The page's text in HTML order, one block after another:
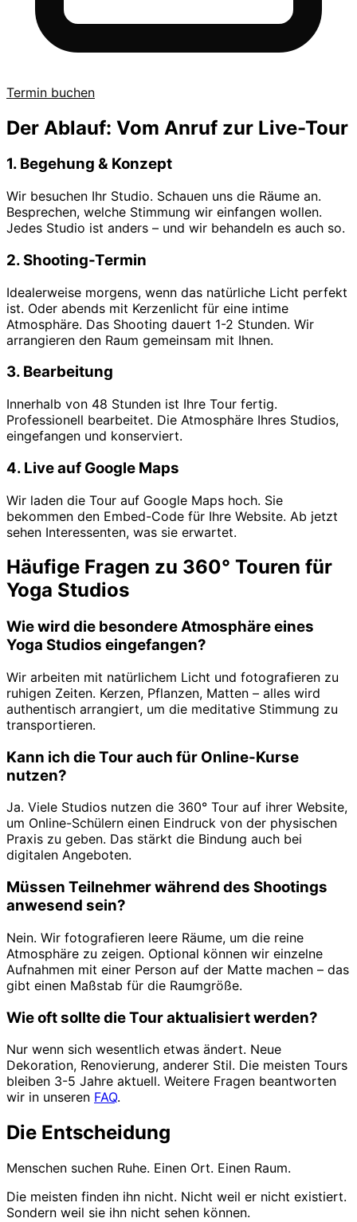
Termin buchen
Der Ablauf: Vom Anruf zur Live-Tour
1. Begehung & Konzept
Wir besuchen Ihr Studio. Schauen uns die Räume an.
Besprechen, welche Stimmung wir einfangen wollen.
Jedes Studio ist anders – und wir behandeln es auch so.
2. Shooting-Termin
Idealerweise morgens, wenn das natürliche Licht perfekt
ist. Oder abends mit Kerzenlicht für eine intime
Atmosphäre. Das Shooting dauert 1-2 Stunden. Wir
arrangieren den Raum gemeinsam mit Ihnen.
3. Bearbeitung
Innerhalb von 48 Stunden ist Ihre Tour fertig.
Professionell bearbeitet. Die Atmosphäre Ihres Studios,
eingefangen und konserviert.
4. Live auf Google Maps
Wir laden die Tour auf Google Maps hoch. Sie
bekommen den Embed-Code für Ihre Website. Ab jetzt
sehen Interessenten, was sie erwartet.
Häufige Fragen zu 360° Touren für
Yoga Studios
Wie wird die besondere Atmosphäre eines
Yoga Studios eingefangen?
Wir arbeiten mit natürlichem Licht und fotografieren zu
ruhigen Zeiten. Kerzen, Pflanzen, Matten – alles wird
authentisch arrangiert, um die meditative Stimmung zu
transportieren.
Kann ich die Tour auch für Online-Kurse
nutzen?
Ja. Viele Studios nutzen die 360° Tour auf ihrer Website,
um Online-Schülern einen Eindruck von der physischen
Praxis zu geben. Das stärkt die Bindung auch bei
digitalen Angeboten.
Müssen Teilnehmer während des Shootings
anwesend sein?
Nein. Wir fotografieren leere Räume, um die reine
Atmosphäre zu zeigen. Optional können wir einzelne
Aufnahmen mit einer Person auf der Matte machen – das
gibt einen Maßstab für die Raumgröße.
Wie oft sollte die Tour aktualisiert werden?
Nur wenn sich wesentlich etwas ändert. Neue
Dekoration, Renovierung, anderer Stil. Die meisten Tours
bleiben 3-5 Jahre aktuell. Weitere Fragen beantworten
wir in unseren FAQ.
Die Entscheidung
Menschen suchen Ruhe. Einen Ort. Einen Raum.
Die meisten finden ihn nicht. Nicht weil er nicht existiert.
Sondern weil sie ihn nicht sehen können.